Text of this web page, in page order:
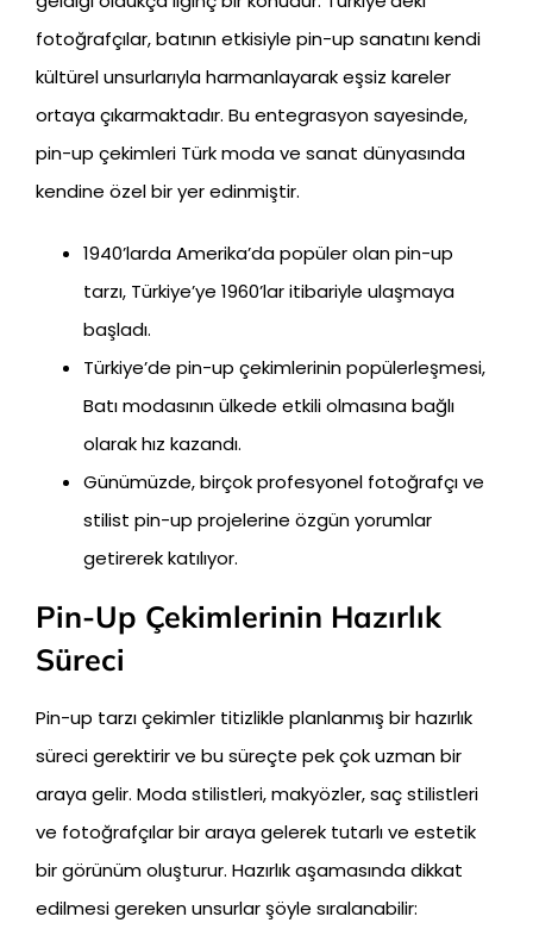
fotoğrafçılar, batının etkisiyle pin-up sanatını kendi
kültürel unsurlarıyla harmanlayarak eşsiz kareler
ortaya çıkarmaktadır. Bu entegrasyon sayesinde,
pin-up çekimleri Türk moda ve sanat dünyasında
kendine özel bir yer edinmiştir.
1940’larda Amerika’da popüler olan pin-up
tarzı, Türkiye’ye 1960’lar itibariyle ulaşmaya
başladı.
Türkiye’de pin-up çekimlerinin popülerleşmesi,
Batı modasının ülkede etkili olmasına bağlı
olarak hız kazandı.
Günümüzde, birçok profesyonel fotoğrafçı ve
stilist pin-up projelerine özgün yorumlar
getirerek katılıyor.
Pin-Up Çekimlerinin Hazırlık
Süreci
Pin-up tarzı çekimler titizlikle planlanmış bir hazırlık
süreci gerektirir ve bu süreçte pek çok uzman bir
araya gelir. Moda stilistleri, makyözler, saç stilistleri
ve fotoğrafçılar bir araya gelerek tutarlı ve estetik
bir görünüm oluşturur. Hazırlık aşamasında dikkat
edilmesi gereken unsurlar şöyle sıralanabilir: